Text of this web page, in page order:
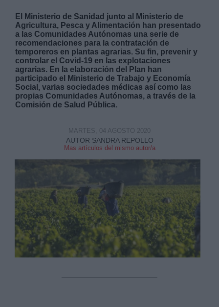
El Ministerio de Sanidad junto al Ministerio de
Agricultura, Pesca y Alimentación han presentado
a las Comunidades Autónomas una serie de
recomendaciones para la contratación de
temporeros en plantas agrarias. Su fin, prevenir y
controlar el Covid-19 en las explotaciones
agrarias. En la elaboración del Plan han
participado el Ministerio de Trabajo y Economía
Social, varias sociedades médicas así como las
propias Comunidades Autónomas, a través de la
Comisión de Salud Pública.
AUTOR SANDRA REPOLLO
Mas artículos del mismo autor/a
MARTES, 04 AGOSTO 2020
Derechos:
Información adicional